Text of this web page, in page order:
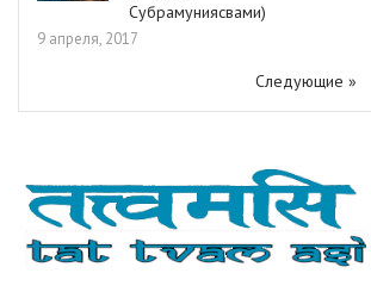
Субрамуниясвами)
9 апреля, 2017
Следующие »